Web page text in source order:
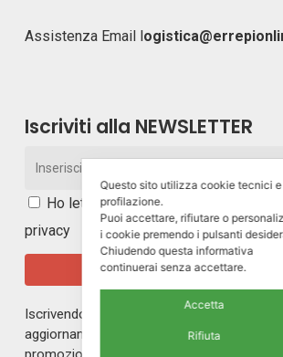
Assistenza Email l
Iscriviti alla NEWSLETTER
Ho letto e accetto i
termini e le
privacy
Iscrivendoti alla nostra newsletter rimarrai
aggiornamento sul mondo di ERREPI,
Questo sito utilizza cookie tecnici e
profilazione.
Puoi accettare, rifiutare o
i cookie premendo i pulsanti
Chiudendo questa informativa
continuerai senza accettare.
Accetta
Rifiuta